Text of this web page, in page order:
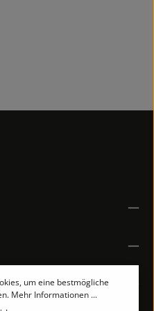
um eine bestmögliche
Mehr Informationen ...